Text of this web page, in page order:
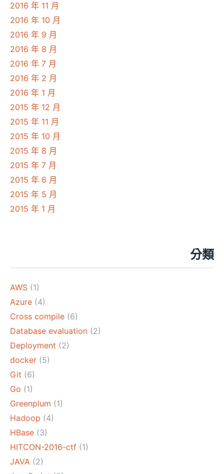
2016 年 11 月
2016 年 10 月
2016 年 9 月
2016 年 8 月
2016 年 7 月
2016 年 2 月
2016 年 1 月
2015 年 12 月
2015 年 11 月
2015 年 10 月
2015 年 8 月
2015 年 7 月
2015 年 6 月
2015 年 5 月
2015 年 1 月
分類
AWS (1)
Azure (4)
Cross compile (6)
Database evaluation (2)
Deployment (2)
docker (5)
Git (6)
Go (1)
Greenplum (1)
Hadoop (4)
HBase (3)
HITCON-2016-ctf (1)
JAVA (2)